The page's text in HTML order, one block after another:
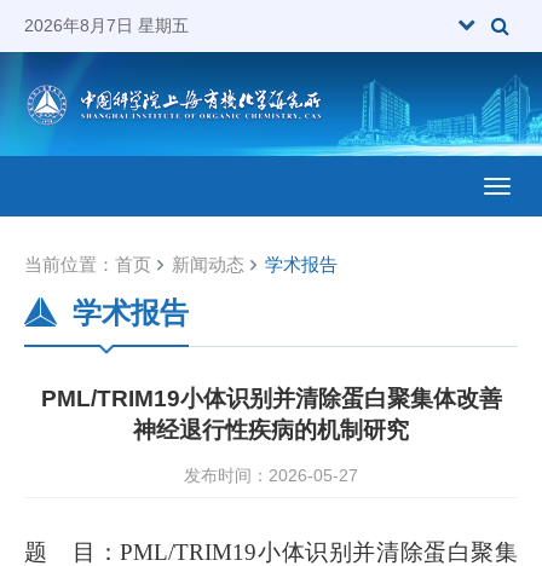
2026年8月7日 星期五
当前位置： 首页 新闻动态 学术报告
学术报告
PML/TRIM19小体识别并清除蛋白聚集体改善
神经退行性疾病的机制研究
发布时间：2026-05-27
题 目：PML/TRIM19小体识别并清除蛋白聚集